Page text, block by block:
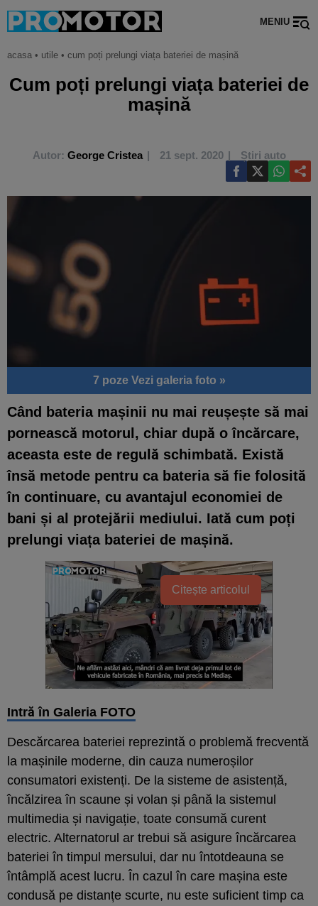
MENIU
acasa • utile • cum poți prelungi viața bateriei de mașină
Cum poți prelungi viața bateriei de
mașină
Autor: George Cristea 21 sept. 2020 Știri auto
7 poze Vezi galeria foto »
Când bateria mașinii nu mai reușește să mai
pornească motorul, chiar după o încărcare,
aceasta este de regulă schimbată. Există
însă metode pentru ca bateria să fie folosită
în continuare, cu avantajul economiei de
bani și al protejării mediului. Iată cum poți
prelungi viața bateriei de mașină.
Citește articolul
Intră în Galeria FOTO
Descărcarea bateriei reprezintă o problemă frecventă
la mașinile moderne, din cauza numeroșilor
consumatori existenți. De la sisteme de asistență,
încălzirea în scaune și volan și până la sistemul
multimedia și navigație, toate consumă curent
electric. Alternatorul ar trebui să asigure încărcarea
bateriei în timpul mersului, dar nu întotdeauna se
întâmplă acest lucru. În cazul în care mașina este
condusă pe distanțe scurte, nu este suficient timp ca